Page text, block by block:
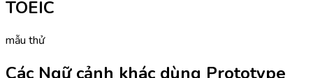
TOEIC
mẫu thử
Các Ngữ cảnh khác dùng Prototype